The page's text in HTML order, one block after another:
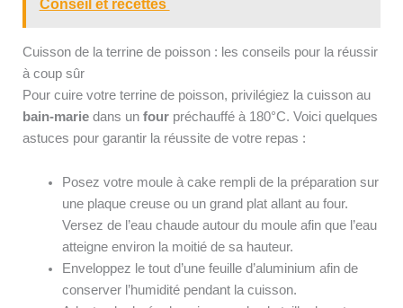
Conseil et recettes
Cuisson de la terrine de poisson : les conseils pour la réussir
à coup sûr
Pour cuire votre terrine de poisson, privilégiez la cuisson au
bain-marie dans un four préchauffé à 180°C. Voici quelques
astuces pour garantir la réussite de votre repas :
Posez votre moule à cake rempli de la préparation sur
une plaque creuse ou un grand plat allant au four.
Versez de l’eau chaude autour du moule afin que l’eau
atteigne environ la moitié de sa hauteur.
Enveloppez le tout d’une feuille d’aluminium afin de
conserver l’humidité pendant la cuisson.